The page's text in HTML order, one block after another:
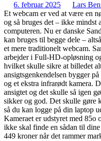
6. februar 2025
Lars
Et webcam er ved at være en
og så bruges det – ikke
computeren. Nu er danske
kan bruges til begge dele –
et mere traditionelt webcam.
arbejder i Full-HD-opløsning
hvilket skulle sikre at billedet
ansigtsgenkendelsen bygger
og et ekstra infrarødt kamera.
ansigtet og det skulle så igen
sikker og god. Det skulle gøre
så du kan logge på din laptop
Kameraet er udstyret med
ikke skal finde en sådan til
449 kroner når det rammer